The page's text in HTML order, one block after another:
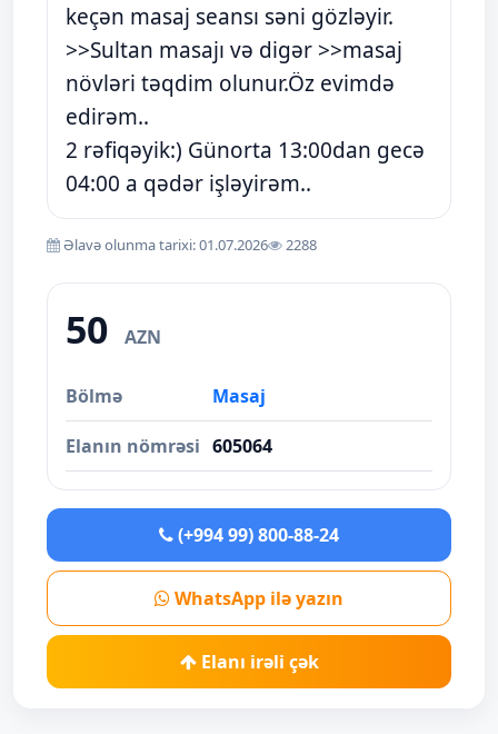
keçən masaj seansı səni gözləyir.
>>Sultan masajı və digər >>masaj
növləri təqdim olunur.Öz evimdə
edirəm..
2 rəfiqəyik:) Günorta 13:00dan gecə
04:00 a qədər işləyirəm..
Əlavə olunma tarixi: 01.07.2026 2288
50 AZN
Bölmə Masaj
Elanın nömrəsi 605064
(+994 99) 800-88-24
WhatsApp ilə yazın
Elanı irəli çək